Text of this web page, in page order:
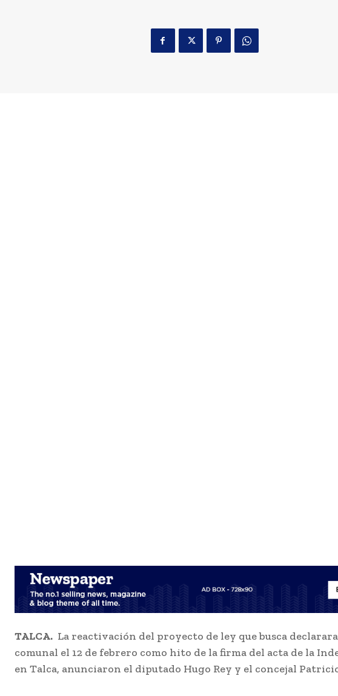
TALCA. La reactivación del proyecto de ley que busca
comunal el 12 de febrero como hito de la firma del acta de la
en Talca, anunciaron el diputado Hugo Rey y el concejal